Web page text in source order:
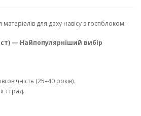
для даху навісу з госпблоком:
— Найпопулярніший вибір
(25–40 років).
і град.